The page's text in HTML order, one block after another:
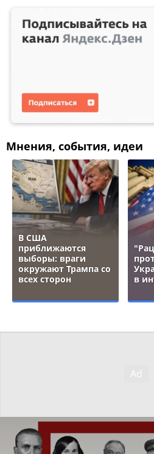
Мнения, события, идеи
В США
приближаются
выборы: враги
окружают Трампа со
всех сторон
в